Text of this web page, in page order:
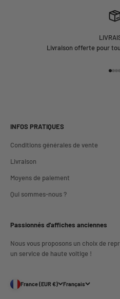
Livraison offerte pour
INFOS PRATIQUES
Conditions générales de vente
Livraison
Moyens de paiement
Qui sommes-nous ?
Passionnés d'affiches anciennes
Nous vous proposons un choix de
un service de haute voltige !
France (EUR €) Français